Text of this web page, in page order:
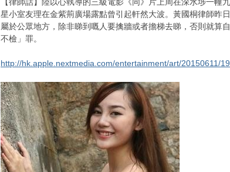
星小室友理在金紫荊廣場露點曾引起軒然大波。黃國桐律師昨
屬於公眾地方，除非睇到嘅人要擒牆或者擔梯去睇，否則就算
不檢」罪。
http://hk.apple.nextmedia.com/entertainment/art/20150611/